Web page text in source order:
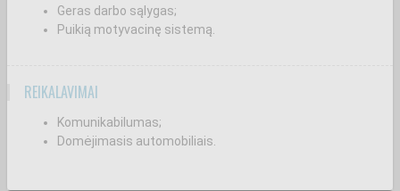
Geras darbo sąlygas;
Puikią motyvacinę sistemą.
REIKALAVIMAI
Komunikabilumas;
Domėjimasis automobiliais.